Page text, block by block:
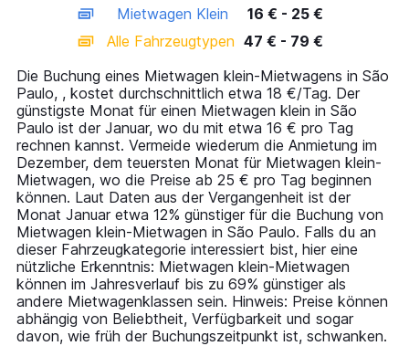
displaying
categories.
14
categories.
The
chart
has
1
Y
axis
displaying
values.
Range:
0
to
90.
Mietwagen Klein
16 € - 25 €
Alle Fahrzeugtypen 47 € - 79 €
Die Buchung eines Mietwagen klein-Mietwagens in São
Paulo, , kostet durchschnittlich etwa 18 €/Tag. Der
günstigste Monat für einen Mietwagen klein in São
Paulo ist der Januar, wo du mit etwa 16 € pro Tag
rechnen kannst. Vermeide wiederum die Anmietung im
Dezember, dem teuersten Monat für Mietwagen klein-
Mietwagen, wo die Preise ab 25 € pro Tag beginnen
können. Laut Daten aus der Vergangenheit ist der
Monat Januar etwa 12% günstiger für die Buchung von
Mietwagen klein-Mietwagen in São Paulo. Falls du an
dieser Fahrzeugkategorie interessiert bist, hier eine
nützliche Erkenntnis: Mietwagen klein-Mietwagen
können im Jahresverlauf bis zu 69% günstiger als
andere Mietwagenklassen sein. Hinweis: Preise können
abhängig von Beliebtheit, Verfügbarkeit und sogar
davon, wie früh der Buchungszeitpunkt ist, schwanken.